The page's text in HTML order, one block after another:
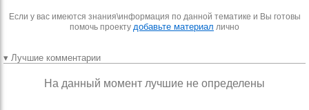
Если у вас имеются знания\информация по данной тематике и Вы готовы
помочь проекту добавьте материал лично
▾ Лучшие комментарии
На данный момент лучшие не определены